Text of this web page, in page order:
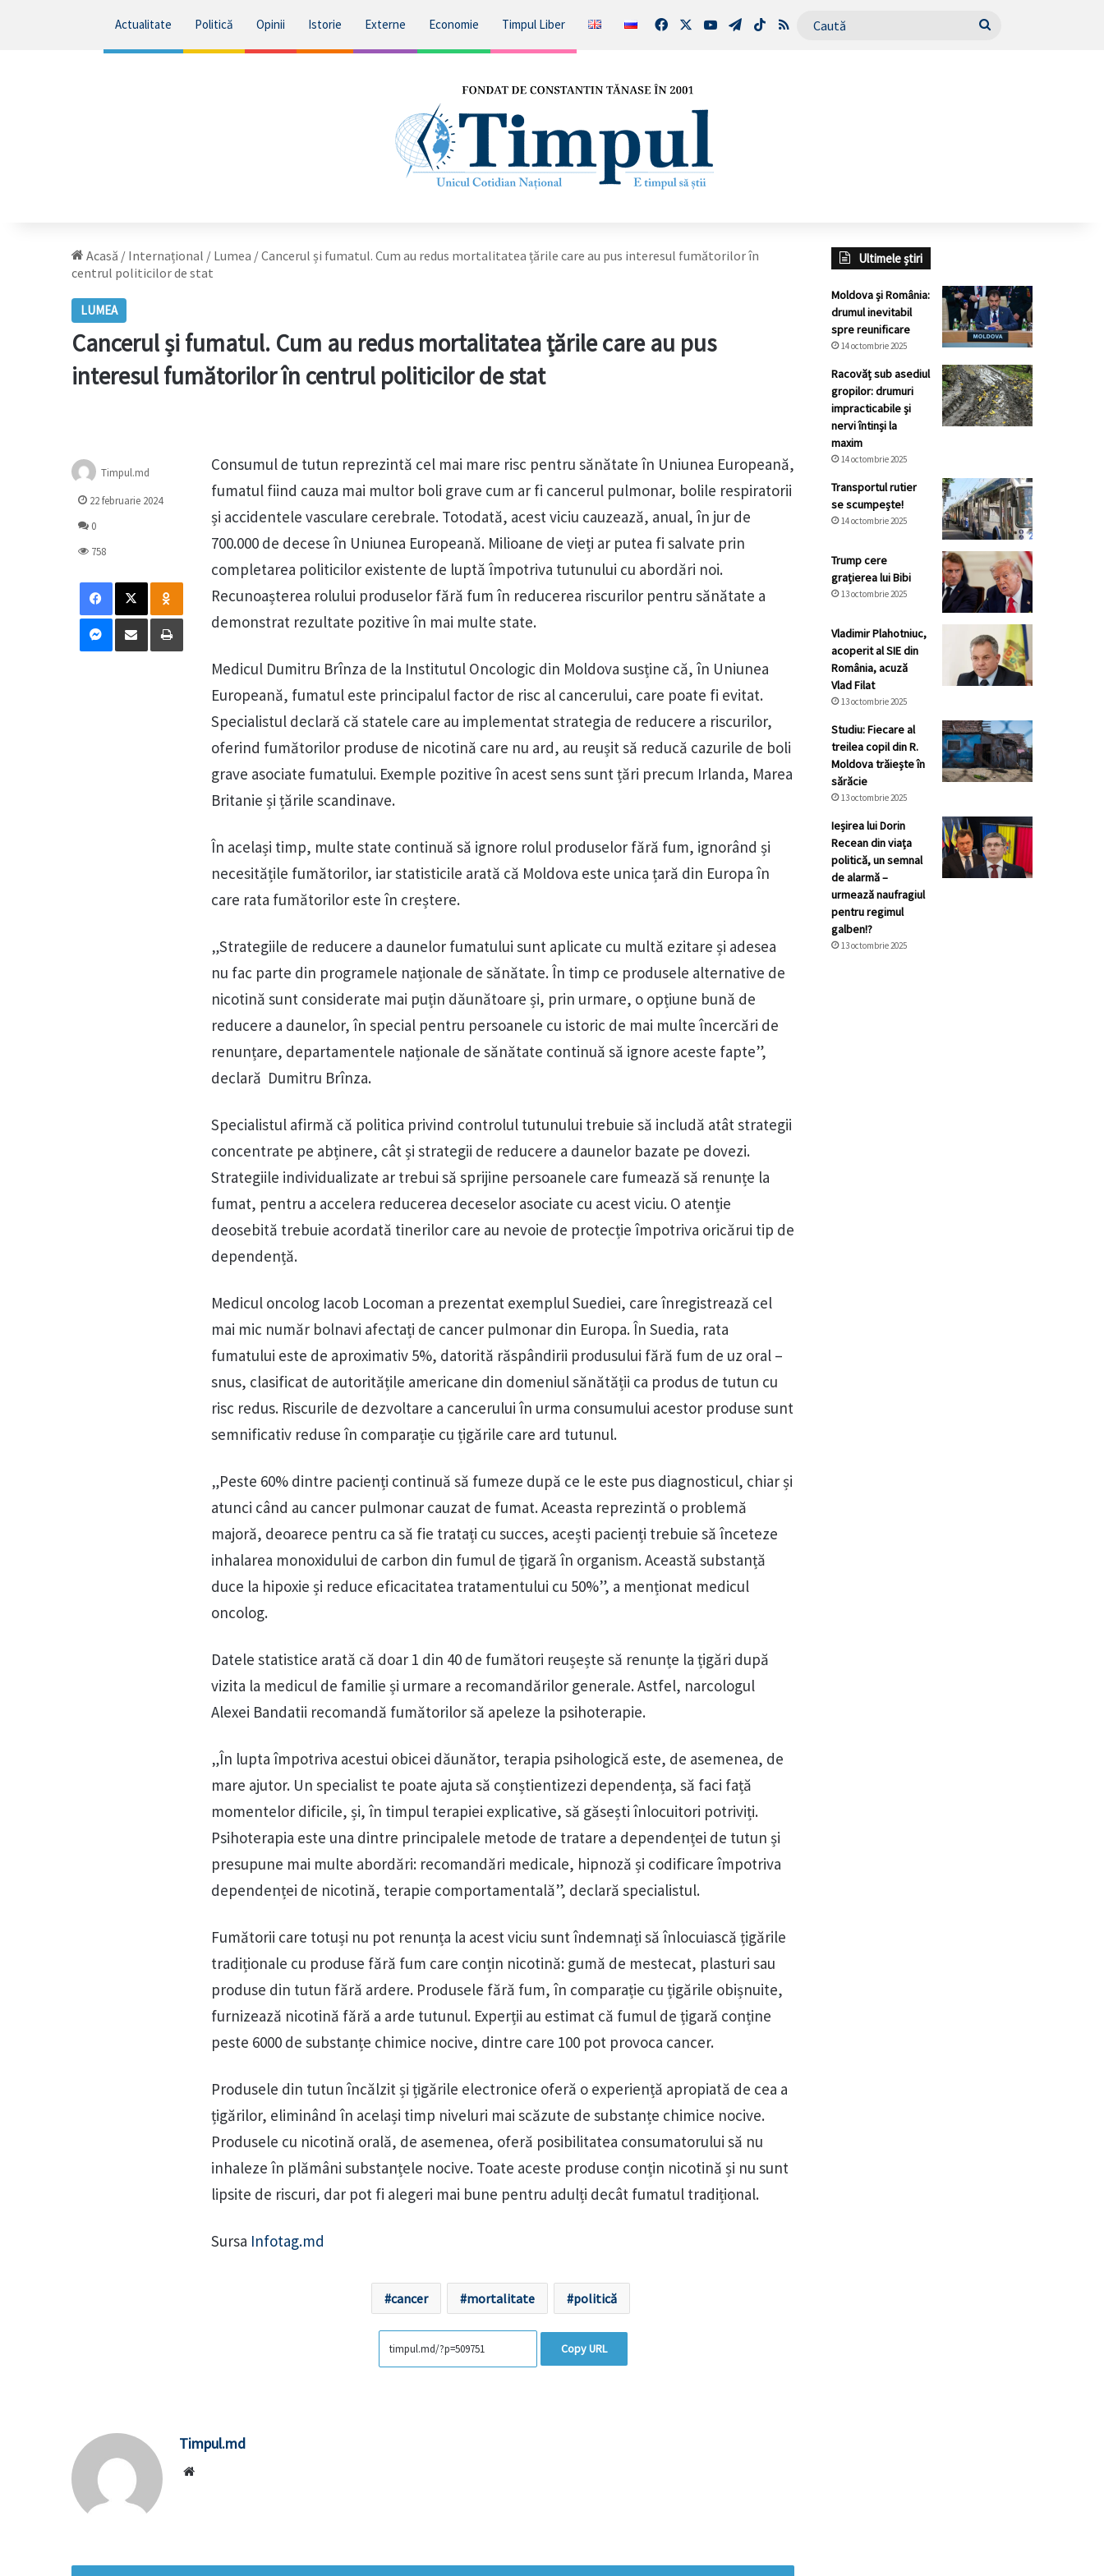
Actualitate Politică Opinii Istorie Externe Economie Timpul Liber FacebookYouTubeTelegram
TikTokRSS Caută
Acasă / Internațional / Lumea /Cancerul și fumatul. Cum au redus mortalitatea țările care au pus interesul fumătorilor în
centrul politicilor de stat
LUMEA
Cancerul și fumatul. Cum au redus mortalitatea țările care au pus
interesul fumătorilor în centrul politicilor de stat
Consumul de tutun reprezintă cel mai mare risc pentru sănătate în Uniunea Europeană,
fumatul fiind cauza mai multor boli grave cum ar fi cancerul pulmonar, bolile respiratorii
și accidentele vasculare cerebrale. Totodată, acest viciu cauzează, anual, în jur de
700.000 de decese în Uniunea Europeană. Milioane de vieți ar putea fi salvate prin
completarea politicilor existente de luptă împotriva tutunului cu abordări noi.
Recunoașterea rolului produselor fără fum în reducerea riscurilor pentru sănătate a
demonstrat rezultate pozitive în mai multe state.
Medicul Dumitru Brînza de la Institutul Oncologic din Moldova susține că, în Uniunea
Europeană, fumatul este principalul factor de risc al cancerului, care poate fi evitat.
Specialistul declară că statele care au implementat strategia de reducere a riscurilor,
oferind fumătorilor produse de nicotină care nu ard, au reușit să reducă cazurile de boli
grave asociate fumatului. Exemple pozitive în acest sens sunt țări precum Irlanda, Marea
Britanie și țările scandinave.
În același timp, multe state continuă să ignore rolul produselor fără fum, ignorând și
necesitățile fumătorilor, iar statisticile arată că Moldova este unica țară din Europa în
care rata fumătorilor este în creștere.
„Strategiile de reducere a daunelor fumatului sunt aplicate cu multă ezitare și adesea
nu fac parte din programele naționale de sănătate. În timp ce produsele alternative de
nicotină sunt considerate mai puțin dăunătoare și, prin urmare, o opțiune bună de
reducere a daunelor, în special pentru persoanele cu istoric de mai multe încercări de
renunțare, departamentele naționale de sănătate continuă să ignore aceste fapte”,
declară Dumitru Brînza.
Specialistul afirmă că politica privind controlul tutunului trebuie să includă atât strategii
concentrate pe abținere, cât și strategii de reducere a daunelor bazate pe dovezi.
Strategiile individualizate ar trebui să sprijine persoanele care fumează să renunțe la
fumat, pentru a accelera reducerea deceselor asociate cu acest viciu. O atenție
deosebită trebuie acordată tinerilor care au nevoie de protecție împotriva oricărui tip de
dependență.
Medicul oncolog Iacob Locoman a prezentat exemplul Suediei, care înregistrează cel
mai mic număr bolnavi afectați de cancer pulmonar din Europa. În Suedia, rata
fumatului este de aproximativ 5%, datorită răspândirii produsului fără fum de uz oral –
snus, clasificat de autoritățile americane din domeniul sănătății ca produs de tutun cu
risc redus. Riscurile de dezvoltare a cancerului în urma consumului acestor produse sunt
semnificativ reduse în comparație cu țigările care ard tutunul.
„Peste 60% dintre pacienți continuă să fumeze după ce le este pus diagnosticul, chiar și
atunci când au cancer pulmonar cauzat de fumat. Aceasta reprezintă o problemă
majoră, deoarece pentru ca să fie tratați cu succes, acești pacienți trebuie să înceteze
inhalarea monoxidului de carbon din fumul de țigară în organism. Această substanță
duce la hipoxie și reduce eficacitatea tratamentului cu 50%”, a menționat medicul
oncolog.
Datele statistice arată că doar 1 din 40 de fumători reușește să renunțe la țigări după
vizita la medicul de familie și urmare a recomandărilor generale. Astfel, narcologul
Alexei Bandatii recomandă fumătorilor să apeleze la psihoterapie.
„În lupta împotriva acestui obicei dăunător, terapia psihologică este, de asemenea, de
mare ajutor. Un specialist te poate ajuta să conștientizezi dependența, să faci față
momentelor dificile, și, în timpul terapiei explicative, să găsești înlocuitori potriviți.
Psihoterapia este una dintre principalele metode de tratare a dependenței de tutun și
presupune mai multe abordări: recomandări medicale, hipnoză și codificare împotriva
dependenței de nicotină, terapie comportamentală”, declară specialistul.
Fumătorii care totuși nu pot renunța la acest viciu sunt îndemnați să înlocuiască țigările
tradiționale cu produse fără fum care conțin nicotină: gumă de mestecat, plasturi sau
produse din tutun fără ardere. Produsele fără fum, în comparație cu țigările obișnuite,
furnizează nicotină fără a arde tutunul. Experții au estimat că fumul de țigară conține
peste 6000 de substanțe chimice nocive, dintre care 100 pot provoca cancer.
Produsele din tutun încălzit și țigările electronice oferă o experiență apropiată de cea a
țigărilor, eliminând în același timp niveluri mai scăzute de substanțe chimice nocive.
Produsele cu nicotină orală, de asemenea, oferă posibilitatea consumatorului să nu
inhaleze în plămâni substanțele nocive. Toate aceste produse conțin nicotină și nu sunt
lipsite de riscuri, dar pot fi alegeri mai bune pentru adulți decât fumatul tradițional.
Sursa Infotag.md
cancer mortalitate politică
Copy URL
Timpul.md
22 februarie 2024
0
758
Facebook
X Odnoklassniki
Messenger
Distribuie prin mail Tipărește
Timpul.md
Ultimele știri
Moldova și România:
drumul inevitabil
spre reunificare
14 octombrie 2025
Racovăț sub asediul
gropilor: drumuri
impracticabile și
nervi întinși la
maxim
14 octombrie 2025
Transportul rutier
se scumpește!
14 octombrie 2025
Trump cere
grațierea lui Bibi
13 octombrie 2025
Vladimir Plahotniuc,
acoperit al SIE din
România, acuză
Vlad Filat
13 octombrie 2025
Studiu: Fiecare al
treilea copil din R.
Moldova trăiește în
sărăcie
13 octombrie 2025
Ieșirea lui Dorin
Recean din viața
politică, un semnal
de alarmă –
urmează naufragiul
pentru regimul
galben!?
13 octombrie 2025